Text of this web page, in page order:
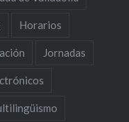
Horarios
Jornadas